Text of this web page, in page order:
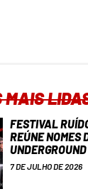
MAIS
FESTIVAL
REÚNE NOMES
7 DE JULHO DE 2026